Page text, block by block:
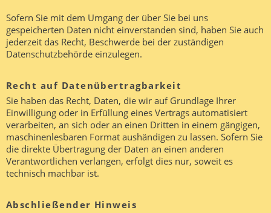
Sofern Sie mit dem Umgang der über Sie bei uns
gespeicherten Daten nicht einverstanden sind, haben Sie auch
jederzeit das Recht, Beschwerde bei der zuständigen
Datenschutzbehörde einzulegen.
Recht auf Datenübertragbarkeit
Sie haben das Recht, Daten, die wir auf Grundlage Ihrer
Einwilligung oder in Erfüllung eines Vertrags automatisiert
verarbeiten, an sich oder an einen Dritten in einem gängigen,
maschinenlesbaren Format aushändigen zu lassen. Sofern Sie
die direkte Übertragung der Daten an einen anderen
Verantwortlichen verlangen, erfolgt dies nur, soweit es
technisch machbar ist.
Abschließender Hinweis